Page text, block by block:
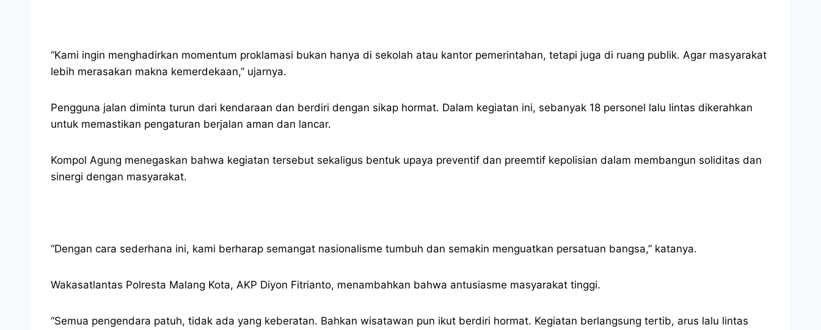
“Kami ingin menghadirkan momentum proklamasi bukan hanya di sekolah atau kantor pemerintahan, tetapi juga di ruang publik. Agar masyarakat
lebih merasakan makna kemerdekaan,” ujarnya.
Pengguna jalan diminta turun dari kendaraan dan berdiri dengan sikap hormat. Dalam kegiatan ini, sebanyak 18 personel lalu lintas dikerahkan
untuk memastikan pengaturan berjalan aman dan lancar.
Kompol Agung menegaskan bahwa kegiatan tersebut sekaligus bentuk upaya preventif dan preemtif kepolisian dalam membangun soliditas dan
sinergi dengan masyarakat.
“Dengan cara sederhana ini, kami berharap semangat nasionalisme tumbuh dan semakin menguatkan persatuan bangsa,” katanya.
Wakasatlantas Polresta Malang Kota, AKP Diyon Fitrianto, menambahkan bahwa antusiasme masyarakat tinggi.
“Semua pengendara patuh, tidak ada yang keberatan. Bahkan wisatawan pun ikut berdiri hormat. Kegiatan berlangsung tertib, arus lalu lintas